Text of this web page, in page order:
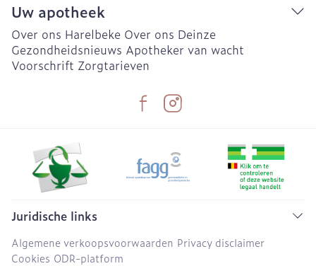
Uw apotheek
Over ons Harelbeke Over ons Deinze
Gezondheidsnieuws Apotheker van wacht
Voorschrift Zorgtarieven
Juridische links
Algemene verkoopsvoorwaarden Privacy disclaimer
Cookies ODR-platform